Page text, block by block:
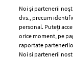
Noi și partenerii
dvs., precum
personal. Puteți
orice moment, pe
raportate
Noi si partenerii